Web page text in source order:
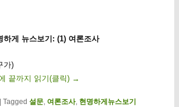
하게 뉴스보기: (1) 여론조사
가)
끝까지 읽기(클릭) →
Tagged 설문, 여론조사, 현명하게뉴스보기